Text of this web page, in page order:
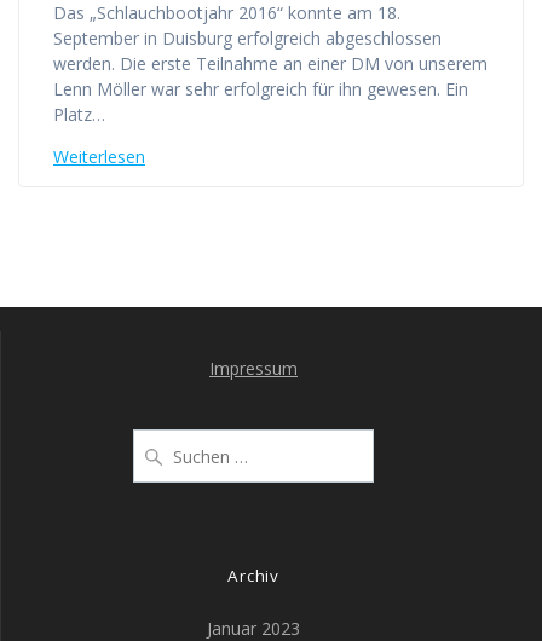
Das „Schlauchbootjahr 2016“ konnte am 18.
September in Duisburg erfolgreich abgeschlossen
werden. Die erste Teilnahme an einer DM von unserem
Lenn Möller war sehr erfolgreich für ihn gewesen. Ein
Platz…
Weiterlesen
Impressum
nach:
Archiv
Januar 2023